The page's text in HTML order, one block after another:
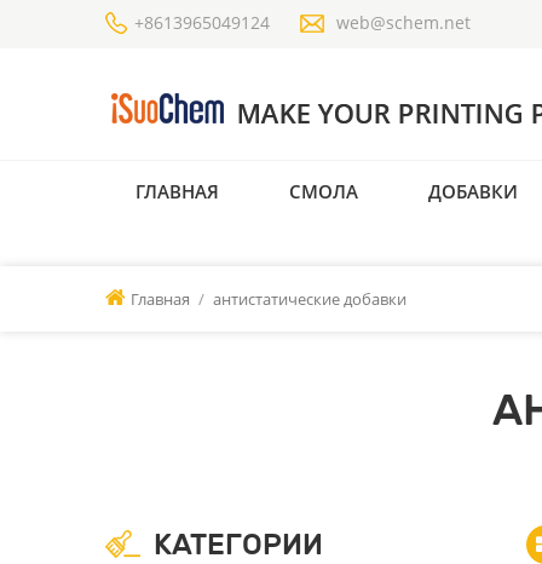
+8613965049124 web@schem.net
ГЛАВНАЯ СМОЛА ДОБАВКИ
Главная / антистатические добавки
КАТЕГОРИИ